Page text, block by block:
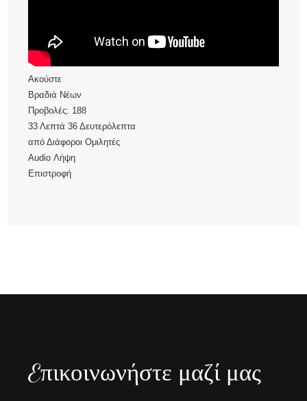
Ακούστε
Βραδιά Νέων
Προβολές: 188
33 Λεπτά 36 Δευτερόλεπτα
απόΔιάφοροι Ομιλητές
Audio Λήψη
Επιστροφή
Eπικοινωνήστε μαζί μας